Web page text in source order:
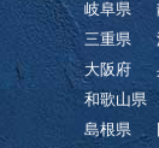
岐阜県
三重県
大阪府
和歌山県
島根県